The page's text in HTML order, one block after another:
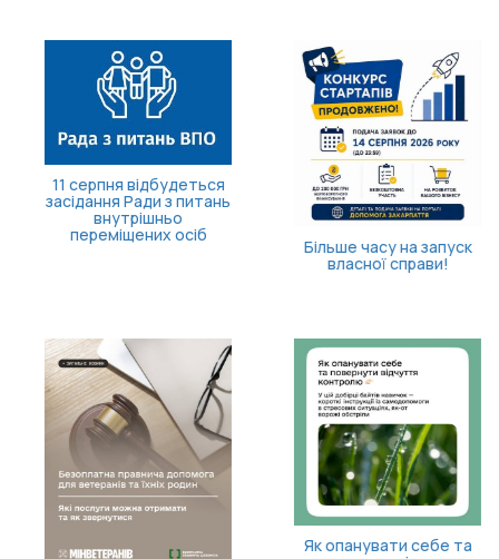
11 серпня відбудеться
засідання Ради з питань
внутрішньо
переміщених осіб
Більше часу на запуск
власної справи!
Як опанувати себе та